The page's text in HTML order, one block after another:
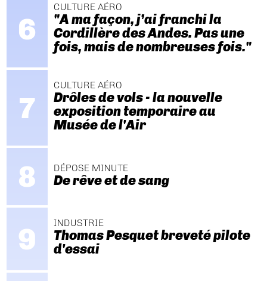
CULTURE AÉRO
"A ma façon, j’ai franchi la
Cordillère des Andes. Pas une
fois, mais de nombreuses fois."
CULTURE AÉRO
Drôles de vols - la nouvelle
exposition temporaire au
Musée de l'Air
DÉPOSE MINUTE
De rêve et de sang
INDUSTRIE
Thomas Pesquet breveté pilote
d'essai